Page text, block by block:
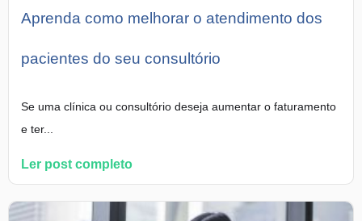
Aprenda como melhorar o atendimento dos
pacientes do seu consultório
Se uma clínica ou consultório deseja aumentar o faturamento
e ter...
Ler post completo